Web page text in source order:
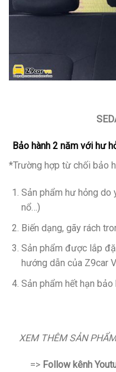
Bảo hành 2 năm với hư
*Trường hợp từ chối bảo
Sản phẩm hư hỏng do
nổ…)
Biến dạng, gãy rách
Sản phẩm được lắp
hướng dẫn của Z9car
Sản phẩm hết hạn bảo
XEM THÊM SẢN PHẨM
=> Follow kênh